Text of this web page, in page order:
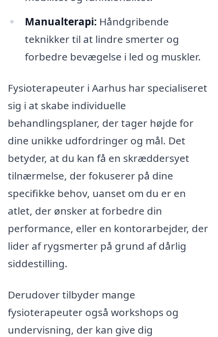
Manualterapi: Håndgribende
teknikker til at lindre smerter og
forbedre bevægelse i led og muskler.
Fysioterapeuter i Aarhus har specialiseret
sig i at skabe individuelle
behandlingsplaner, der tager højde for
dine unikke udfordringer og mål. Det
betyder, at du kan få en skræddersyet
tilnærmelse, der fokuserer på dine
specifikke behov, uanset om du er en
atlet, der ønsker at forbedre din
performance, eller en kontorarbejder, der
lider af rygsmerter på grund af dårlig
siddestilling.
Derudover tilbyder mange
fysioterapeuter også workshops og
undervisning, der kan give dig